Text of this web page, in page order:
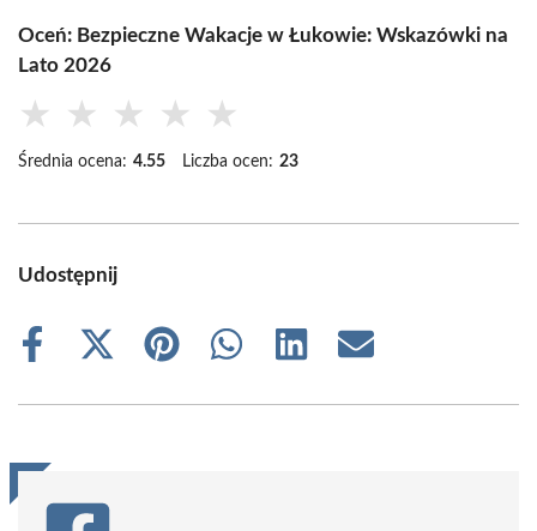
Oceń: Bezpieczne Wakacje w Łukowie: Wskazówki na
Lato 2026
★ ★ ★ ★ ★
Średnia ocena: 4.55 Liczba ocen: 23
Udostępnij
Share
Share
(Twitter)
Share
Share
Share
Share